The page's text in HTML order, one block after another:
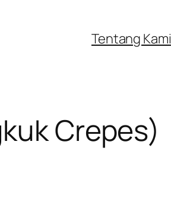
Tentang Kami
Crepes)